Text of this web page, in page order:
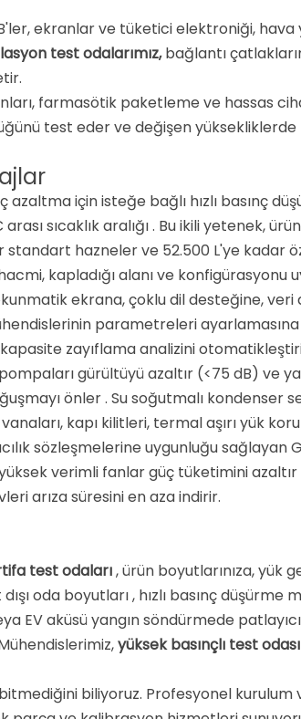
ekranlar ve tüketici elektroniği,
test odalarımız,bağlantı
.
farmasötik paketleme ve hassas
test eder ve değişen
azaltma için isteğe bağlı hızlı basınç
sıcaklık aralığı. Bu ikili yetenek,
standart hazneler ve 52.500 L'ye kadar
kapladığı alanı ve konfigürasyonu
ekrana, çoklu dil desteğine, veri
parametreleri
zayıflama analizini
gürültüyü azaltır (<75 dB) ve
önler. Su soğutmalı kondenser
kapı kilitleri, termal aşırı yük
sözleşmelerine uygunluğu sağlayan
verimli fanlar güç tüketimini azaltır
arıza süresini en aza indirir.
test odaları, ürün boyutlarınıza, yük
oda boyutları, hızlı basınç
EV aküsü yangın söndürmede
yüksek basınçlı test
biliyoruz. Profesyonel